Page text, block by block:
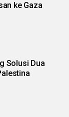
ke Gaza
Solusi Dua